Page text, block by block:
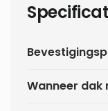
Wanneer dak